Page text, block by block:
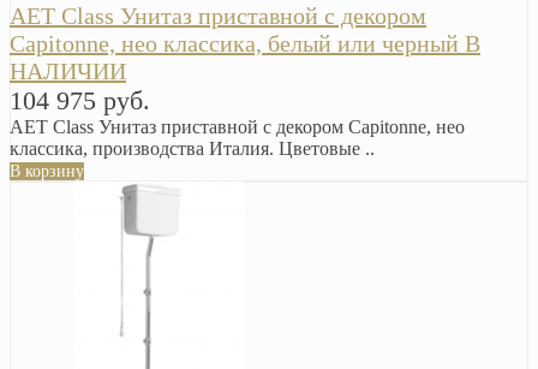
AET Class Унитаз приставной с декором
Сapitonne, нео классика, белый или черный В
НАЛИЧИИ
104 975 руб.
AET Class Унитаз приставной с декором Сapitonne, нео
классика, производства Италия. Цветовые ..
В корзину